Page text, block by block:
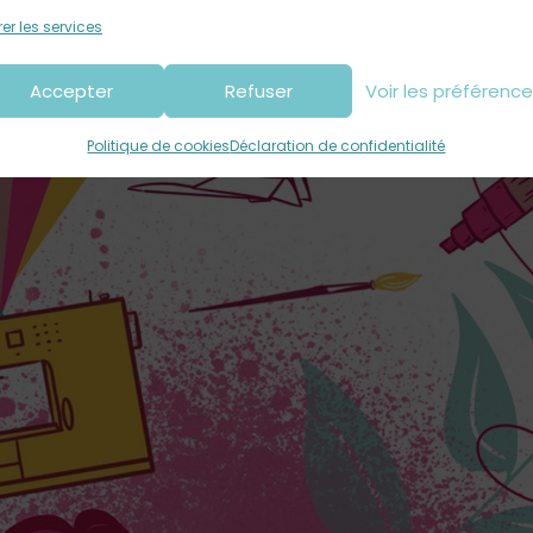
les services
Accepter Refuser Voir les
Politique de cookiesDéclaration de confidentialité